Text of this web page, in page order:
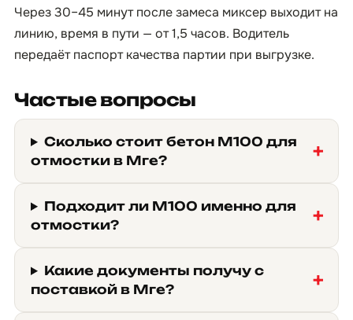
Через 30–45 минут после замеса миксер выходит на
линию, время в пути — от 1,5 часов. Водитель
передаёт паспорт качества партии при выгрузке.
Частые вопросы
Сколько стоит бетон М100 для
отмостки в Мге?
Подходит ли М100 именно для
отмостки?
Какие документы получу с
поставкой в Мге?